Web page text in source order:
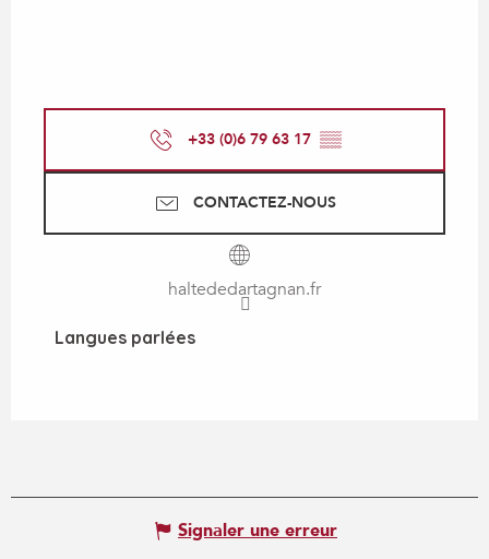
+33 (0)6 79 63 17 ▒▒
CONTACTEZ-NOUS
haltededartagnan.fr
Langues parlées
Langues parlées
Signaler une erreur